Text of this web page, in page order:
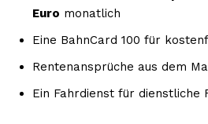
Euro monatlich
Eine BahnCard 100 für
Rentenansprüche aus dem
Ein Fahrdienst für dienstliche